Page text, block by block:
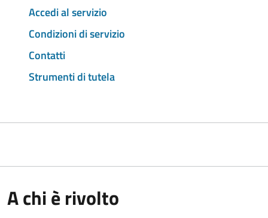
Accedi al servizio
Condizioni di servizio
Contatti
Strumenti di tutela
A chi è rivolto